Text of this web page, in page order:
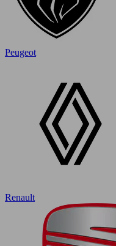
Peugeot
Renault